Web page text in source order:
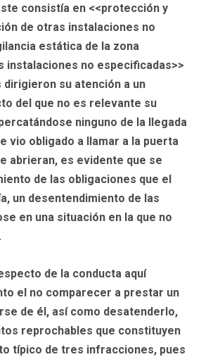
consistía en <<protección y
de otras instalaciones no
estática de la zona
instalaciones no especificadas>>
dirigieron su atención a un
del que no es relevante su
ninguno de la llegada
vio obligado a llamar a la puerta
abrieran, es evidente que se
de las obligaciones que el
un desentendimiento de las
en una situación en la que no
de la conducta aquí
el no comparecer a prestar un
de él, así como desatenderlo,
reprochables que constituyen
típico de tres infracciones, pues